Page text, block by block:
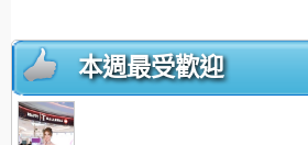
本週最受歡迎